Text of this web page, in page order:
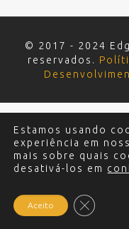
© 2017 - 2024
reservados.
Estamos usando
experiência em
mais sobre quais
desativá-los em
Aceito Close